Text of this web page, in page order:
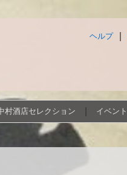
ヘルプ
村酒店セレクション イベント